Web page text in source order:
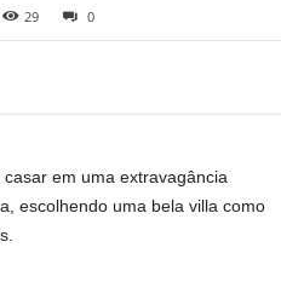
29 0
em uma extravagância
escolhendo uma bela villa como